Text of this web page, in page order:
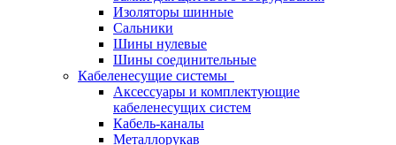
Изоляторы шинные
Сальники
Шины нулевые
Шины соединительные
Кабеленесущие системы
Аксессуары и комплектующие
кабеленесущих систем
Кабель-каналы
Металлорукав